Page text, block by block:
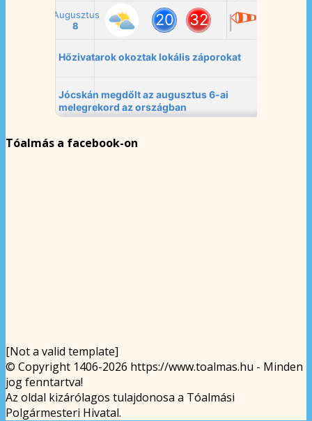
Tóalmás a facebook-on
[Not a valid template]
© Copyright 1406-2026 https://www.toalmas.hu - Minden
jog fenntartva!
Az oldal kizárólagos tulajdonosa a Tóalmási
Polgármesteri Hivatal.